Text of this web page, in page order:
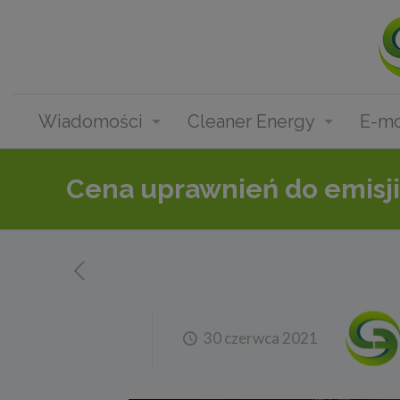
Wiadomości Cleaner Energy E-
Cena uprawnień do
30 czerwca 2021